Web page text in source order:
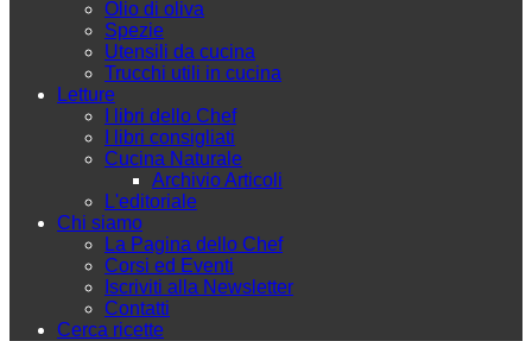
Olio di oliva
Spezie
Utensili da cucina
Trucchi utili in cucina
Letture
I libri dello Chef
I libri consigliati
Cucina Naturale
Archivio Articoli
L'editoriale
Chi siamo
La Pagina dello Chef
Corsi ed Eventi
Iscriviti alla Newsletter
Contatti
Cerca ricette